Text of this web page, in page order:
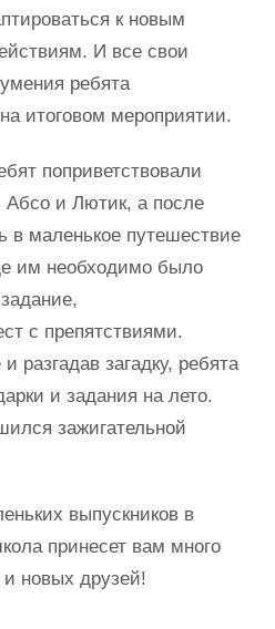
к новым
И все свои
ребята
итоговом мероприятии.
поприветствовали
и Лютик, а после
в маленькое путешествие
им необходимо было
с препятствиями.
разгадав загадку, ребята
и задания на лето.
зажигательной
выпускников в
принесет вам много
новых друзей!